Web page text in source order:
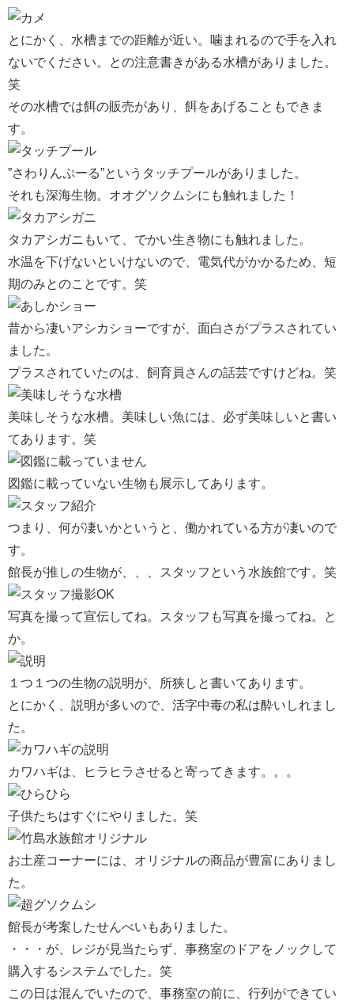
とにかく、水槽までの距離が近い。噛まれるので手を入れ
ないでください。との注意書きがある水槽がありました。
笑
その水槽では餌の販売があり、餌をあげることもできま
す。
”さわりんぷーる”というタッチプールがありました。
それも深海生物。オオグソクムシにも触れました！
タカアシガニもいて、でかい生き物にも触れました。
水温を下げないといけないので、電気代がかかるため、短
期のみとのことです。笑
昔から凄いアシカショーですが、面白さがプラスされてい
ました。
プラスされていたのは、飼育員さんの話芸ですけどね。笑
美味しそうな水槽。美味しい魚には、必ず美味しいと書い
てあります。笑
図鑑に載っていない生物も展示してあります。
つまり、何が凄いかというと、働かれている方が凄いので
す。
館長が推しの生物が、、、スタッフという水族館です。笑
写真を撮って宣伝してね。スタッフも写真を撮ってね。と
か。
１つ１つの生物の説明が、所狭しと書いてあります。
とにかく、説明が多いので、活字中毒の私は酔いしれまし
た。
カワハギは、ヒラヒラさせると寄ってきます。。。
子供たちはすぐにやりました。笑
お土産コーナーには、オリジナルの商品が豊富にありまし
た。
館長が考案したせんべいもありました。
・・・が、レジが見当たらず、事務室のドアをノックして
購入するシステムでした。笑
この日は混んでいたので、事務室の前に、行列ができてい